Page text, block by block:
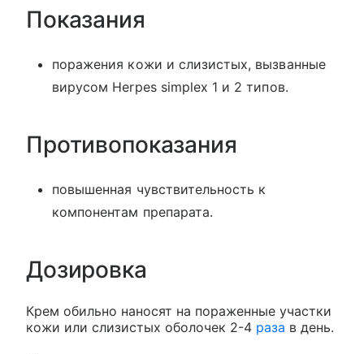
Показания
поражения кожи и слизистых, вызванные
вирусом Herpes simplex 1 и 2 типов.
Противопоказания
повышенная чувствительность к
компонентам препарата.
Дозировка
Крем обильно наносят на пораженные участки
кожи или слизистых оболочек 2-4 раза в день.